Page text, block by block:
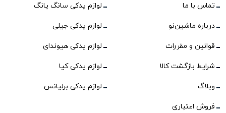
تماس با ما
درباره ماشین‌نو
قوانین و مقررات
شرایط بازگشت کالا
وبلاگ
فروش اعتباری
لوازم یدکی سانگ یانگ
لوازم یدکی جیلی
لوازم یدکی هیوندای
لوازم یدکی کیا
لوازم یدکی برلیانس